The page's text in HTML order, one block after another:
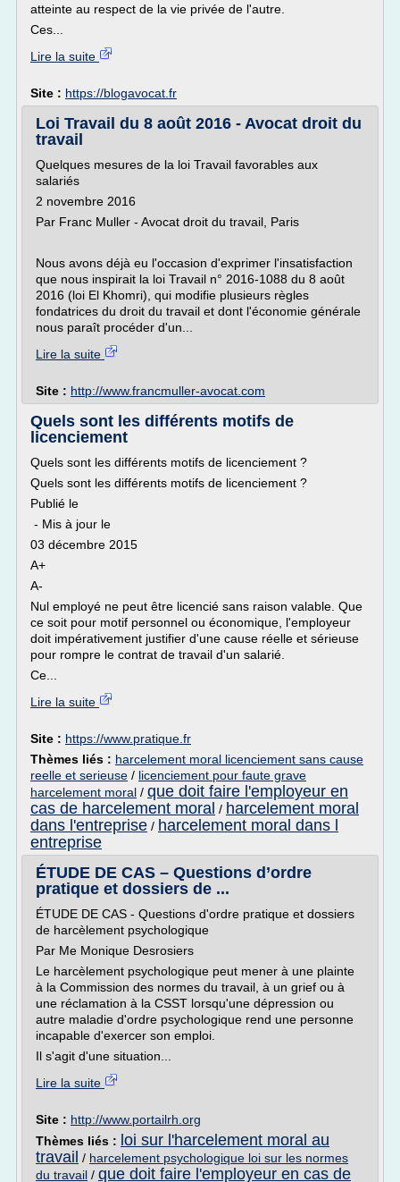
atteinte au respect de la vie privée de l'autre.
Ces...
Lire la suite
Site : https://blogavocat.fr
Loi Travail du 8 août 2016 - Avocat droit du
travail
Quelques mesures de la loi Travail favorables aux
salariés
2 novembre 2016
Par Franc Muller - Avocat droit du travail, Paris
Nous avons déjà eu l'occasion d'exprimer l'insatisfaction
que nous inspirait la loi Travail n° 2016-1088 du 8 août
2016 (loi El Khomri), qui modifie plusieurs règles
fondatrices du droit du travail et dont l'économie générale
nous paraît procéder d'un...
Lire la suite
Site : http://www.francmuller-avocat.com
Quels sont les différents motifs de
licenciement
Quels sont les différents motifs de licenciement ?
Quels sont les différents motifs de licenciement ?
Publié le
- Mis à jour le
03 décembre 2015
A+
A-
Nul employé ne peut être licencié sans raison valable. Que
ce soit pour motif personnel ou économique, l'employeur
doit impérativement justifier d'une cause réelle et sérieuse
pour rompre le contrat de travail d'un salarié.
Ce...
Lire la suite
Site : https://www.pratique.fr
Thèmes liés : harcelement moral licenciement sans cause
reelle et serieuse / licenciement pour faute grave
harcelement moral / que doit faire l'employeur en
cas de harcelement moral / harcelement moral
dans l'entreprise / harcelement moral dans l
entreprise
ÉTUDE DE CAS – Questions d’ordre
pratique et dossiers de ...
ÉTUDE DE CAS - Questions d'ordre pratique et dossiers
de harcèlement psychologique
Par Me Monique Desrosiers
Le harcèlement psychologique peut mener à une plainte
à la Commission des normes du travail, à un grief ou à
une réclamation à la CSST lorsqu'une dépression ou
autre maladie d'ordre psychologique rend une personne
incapable d'exercer son emploi.
Il s'agit d'une situation...
Lire la suite
Site : http://www.portailrh.org
Thèmes liés : loi sur l'harcelement moral au
travail / harcelement psychologique loi sur les normes
du travail / que doit faire l'employeur en cas de